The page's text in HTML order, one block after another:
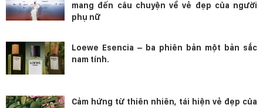
mang đến câu chuyện về vẻ đẹp của người
phụ nữ
Loewe Esencia – ba phiên bản một bản sắc
nam tính.
Cảm hứng từ thiên nhiên, tái hiện vẻ đẹp của